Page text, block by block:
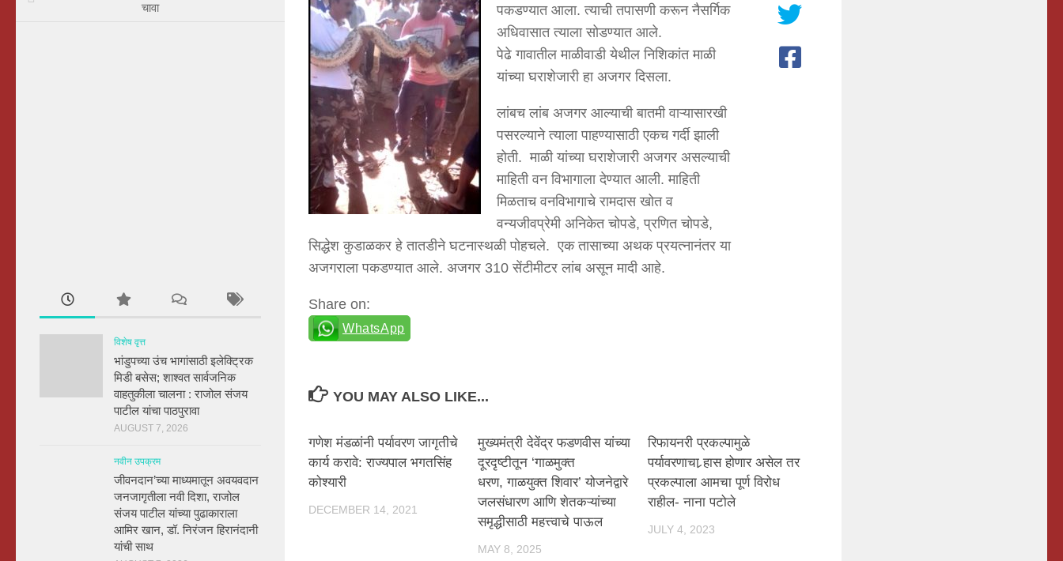
पकडण्यात आला. त्याची तपासणी करून नैसर्गिक
अधिवासात त्याला सोडण्यात आले.
पेढे गावातील माळीवाडी येथील निशिकांत माळी
यांच्या घराशेजारी हा अजगर दिसला.
लांबच लांब अजगर आल्याची बातमी वाऱ्यासारखी
पसरल्याने त्याला पाहण्यासाठी एकच गर्दी झाली
होती. माळी यांच्या घराशेजारी अजगर असल्याची
माहिती वन विभागाला देण्यात आली. माहिती
मिळताच वनविभागाचे रामदास खोत व
वन्यजीवप्रेमी अनिकेत चोपडे, प्रणित चोपडे,
सिद्धेश कुडाळकर हे तातडीने घटनास्थळी पोहचले. एक तासाच्या अथक प्रयत्नानंतर या
अजगराला पकडण्यात आले. अजगर 310 सेंटीमीटर लांब असून मादी आहे.
Share on:
WhatsApp
YOU MAY ALSO LIKE...
गणेश मंडळांनी पर्यावरण जागृतीचे
कार्य करावे: राज्यपाल भगतसिंह
कोश्यारी
DECEMBER 14, 2021
मुख्यमंत्री देवेंद्र फडणवीस यांच्या
दूरदृष्टीतून ‘गाळमुक्त
धरण, गाळयुक्त शिवार’ योजनेद्वारे
जलसंधारण आणि शेतकऱ्यांच्या
समृद्धीसाठी महत्त्वाचे पाऊल
MAY 8, 2025
रिफायनरी प्रकल्पामुळे
पर्यावरणाचा र्‍हास होणार असेल तर
प्रकल्पाला आमचा पूर्ण विरोध
राहील- नाना पटोले
JULY 4, 2023
चावा
विशेष वृत्त
भांडुपच्या उंच भागांसाठी इलेक्ट्रिक
मिडी बसेस; शाश्वत सार्वजनिक
वाहतुकीला चालना : राजोल संजय
पाटील यांचा पाठपुरावा
AUGUST 7, 2026
नवीन उपक्रम
जीवनदान’च्या माध्यमातून अवयवदान
जनजागृतीला नवी दिशा, राजोल
संजय पाटील यांच्या पुढाकाराला
आमिर खान, डॉ. निरंजन हिरानंदानी
यांची साथ